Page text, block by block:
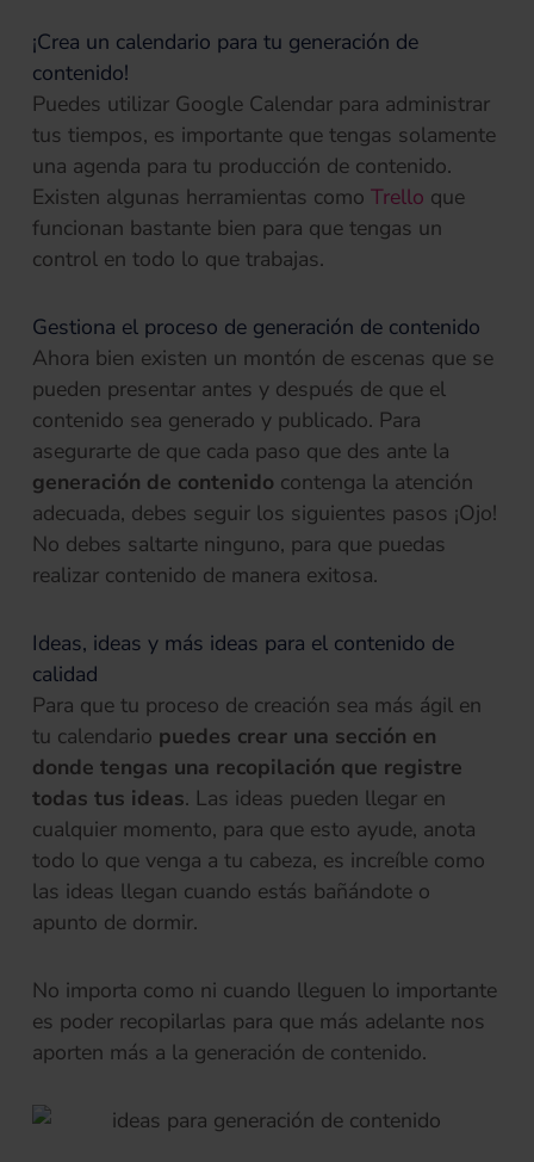
¡Crea un calendario para tu generación de
contenido!
Puedes utilizar Google Calendar para administrar
tus tiempos, es importante que tengas solamente
una agenda para tu producción de contenido.
Existen algunas herramientas comoTrello (se abre
que
funcionan bastante bien para que tengas un
control en todo lo que trabajas.
Gestiona el proceso de generación de contenido
Ahora bien existen un montón de escenas que se
pueden presentar antes y después de que el
contenido sea generado y publicado. Para
asegurarte de que cada paso que des ante la
generación de contenido contenga la atención
adecuada, debes seguir los siguientes pasos ¡Ojo!
No debes saltarte ninguno, para que puedas
realizar contenido de manera exitosa.
Ideas, ideas y más ideas para el contenido de
calidad
Para que tu proceso de creación sea más ágil en
tu calendario puedes crear una sección en
donde tengas una recopilación que registre
todas tus ideas. Las ideas pueden llegar en
cualquier momento, para que esto ayude, anota
todo lo que venga a tu cabeza, es increíble como
las ideas llegan cuando estás bañándote o
apunto de dormir.
No importa como ni cuando lleguen lo importante
es poder recopilarlas para que más adelante nos
aporten más a la generación de contenido.